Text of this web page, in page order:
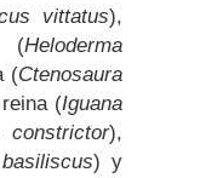
vittatus),
(Heloderma
(Ctenosaura
(Iguana
constrictor),
) y